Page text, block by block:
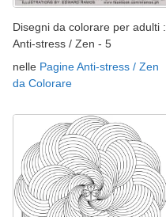
Disegni da colorare per adulti :
Anti-stress / Zen - 5
nelle Pagine Anti-stress / Zen
da Colorare